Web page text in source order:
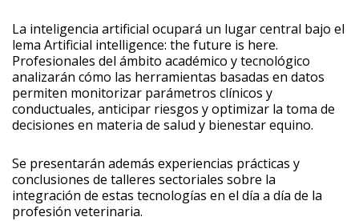
La inteligencia artificial ocupará un lugar central bajo el
lema Artificial intelligence: the future is here.
Profesionales del ámbito académico y tecnológico
analizarán cómo las herramientas basadas en datos
permiten monitorizar parámetros clínicos y
conductuales, anticipar riesgos y optimizar la toma de
decisiones en materia de salud y bienestar equino.
Se presentarán además experiencias prácticas y
conclusiones de talleres sectoriales sobre la
integración de estas tecnologías en el día a día de la
profesión veterinaria.